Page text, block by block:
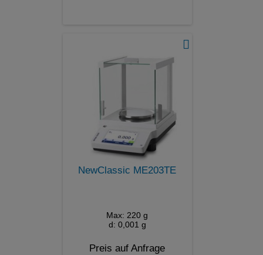
NewClassic ME203TE
Max: 220 g
d: 0,001 g
Preis auf Anfrage